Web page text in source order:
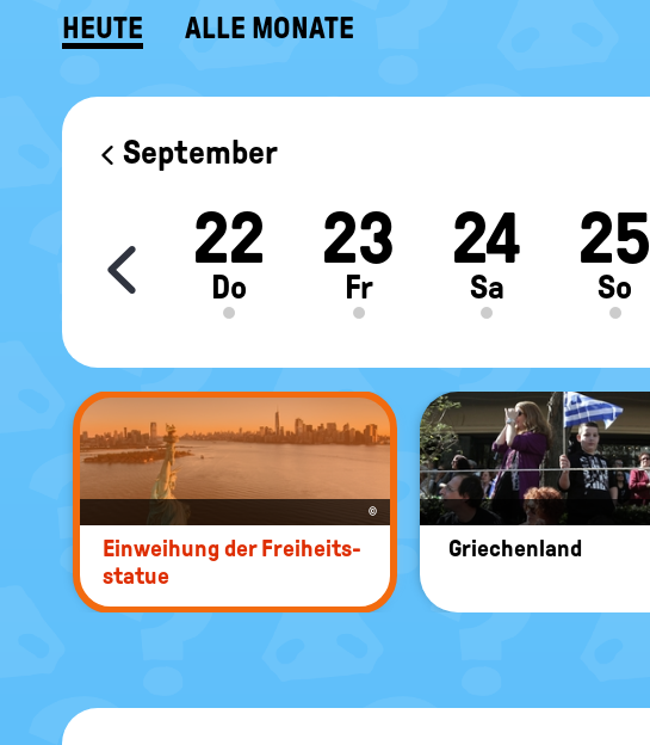
HEUTE ALLE MONATE
KALENDER
September
21
Mi
22
Do
23
Fr
24
Sa
25
So
Move slider content left
©
Ein­wei­hung der Frei­heits­
sta­tue
Grie­chen­land